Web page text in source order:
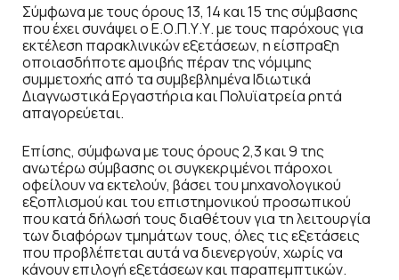
Σύμφωνα με τους όρους 13, 14 και 15 της σύμβασης
που έχει συνάψει ο Ε.Ο.Π.Υ.Υ. με τους παρόχους για
εκτέλεση παρακλινικών εξετάσεων, η είσπραξη
οποιασδήποτε αμοιβής πέραν της νόμιμης
συμμετοχής από τα συμβεβλημένα Ιδιωτικά
Διαγνωστικά Εργαστήρια και Πολυϊατρεία ρητά
απαγορεύεται.
Επίσης, σύμφωνα με τους όρους 2,3 και 9 της
ανωτέρω σύμβασης οι συγκεκριμένοι πάροχοι
οφείλουν να εκτελούν, βάσει του μηχανολογικού
εξοπλισμού και του επιστημονικού προσωπικού
που κατά δήλωσή τους διαθέτουν για τη λειτουργία
των διαφόρων τμημάτων τους, όλες τις εξετάσεις
που προβλέπεται αυτά να διενεργούν, χωρίς να
κάνουν επιλογή εξετάσεων και παραπεμπτικών.